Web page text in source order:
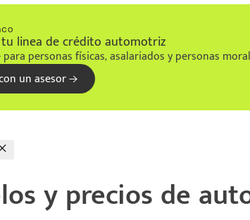
linea de crédito automotriz
personas físicas, asalariados y personas
un asesor
y precios de